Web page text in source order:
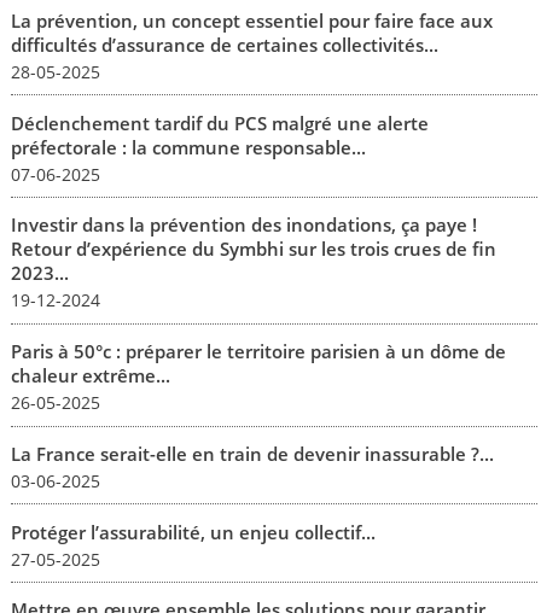
La prévention, un concept essentiel pour faire face aux
difficultés d’assurance de certaines collectivités...
28-05-2025
Déclenchement tardif du PCS malgré une alerte
préfectorale : la commune responsable...
07-06-2025
Investir dans la prévention des inondations, ça paye !
Retour d’expérience du Symbhi sur les trois crues de fin
2023...
19-12-2024
Paris à 50°c : préparer le territoire parisien à un dôme de
chaleur extrême...
26-05-2025
La France serait-elle en train de devenir inassurable ?...
03-06-2025
Protéger l’assurabilité, un enjeu collectif...
27-05-2025